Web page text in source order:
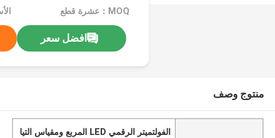
MOQ：عشرة قطع
افضل سعر
منتوج وصف
الفولتميتر الرقمي LED المربع ومقياس التيا